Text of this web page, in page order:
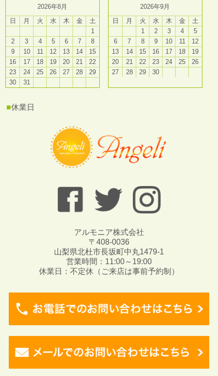
2026年8月
日
月 火 水 木 金
土
1
2
3 4 5 6 7
8
9
10 11 12 13 14
15
16
17 18 19 20 21
22
23
24 25 26 27 28
29
30
31
2026年9月
日
月 火 水 木 金
土
1
2 3 4
5
6
7 8 9 10 11
12
13
14 15 16 17 18
19
20
21 22 23 24 25
26
27
28 29 30
■休業日
アルモニア株式会社
〒408-0036
山梨県北杜市長坂町中丸1479-1
営業時間：11:00～19:00
休業日：不定休（ご来店は事前予約制）